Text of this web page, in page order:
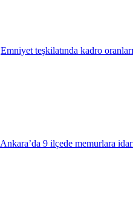
Emniyet teşkilatında kadro
Ankara’da 9 ilçede memurlara